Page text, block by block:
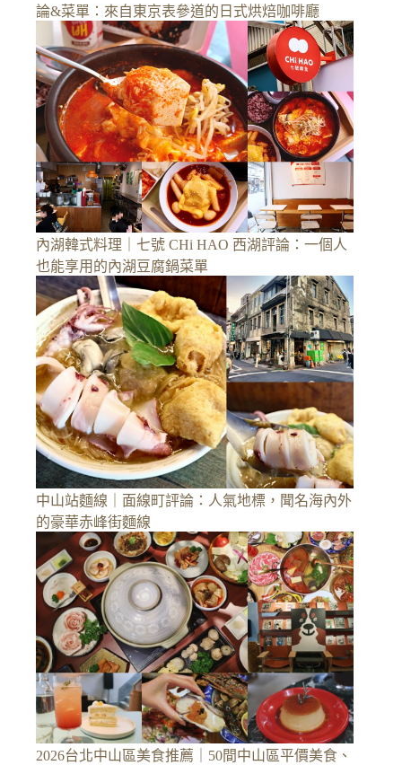
論&菜單：來自東京表參道的日式烘焙咖啡廳
內湖韓式料理｜七號 CHi HAO 西湖評論：一個人
也能享用的內湖豆腐鍋菜單
中山站麵線｜面線町評論：人氣地標，聞名海內外
的豪華赤峰街麵線
2026台北中山區美食推薦｜50間中山區平價美食、